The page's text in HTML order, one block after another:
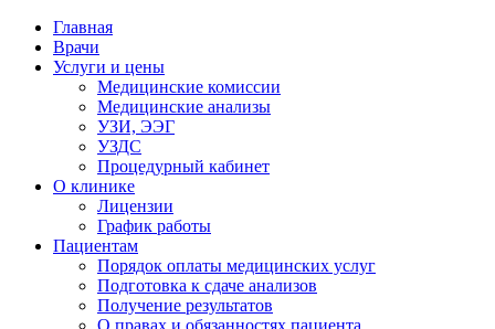
Главная
Врачи
Услуги и цены
Медицинские комиссии
Медицинские анализы
УЗИ, ЭЭГ
УЗДС
Процедурный кабинет
О клинике
Лицензии
График работы
Пациентам
Порядок оплаты медицинских услуг
Подготовка к сдаче анализов
Получение результатов
О правах и обязанностях пациента